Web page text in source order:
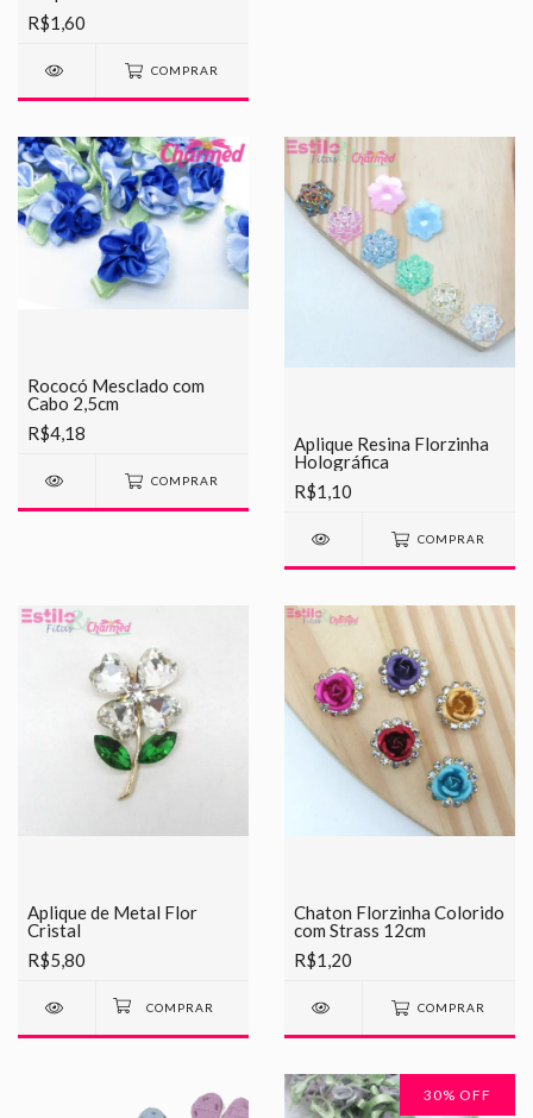
R$1,60
COMPRAR
Rococó Mesclado com
Cabo 2,5cm
R$4,18
COMPRAR
Aplique Resina Florzinha
Holográfica
R$1,10
COMPRAR
Aplique de Metal Flor
Cristal
R$5,80
Chaton Florzinha Colorido
com Strass 12cm
R$1,20
COMPRAR
30% OFF